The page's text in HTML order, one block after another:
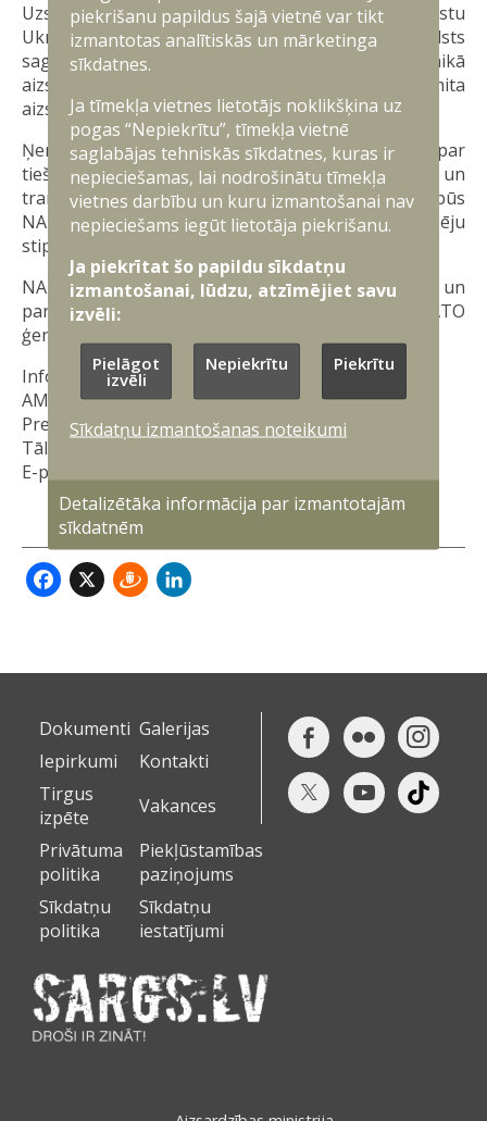
Uzsvars tiks likts arī uz turpmāko militāro atbalstu
Ukrainai, lai nodrošinātu, ka sabiedroto atbalsts
saglabājas ilgtspējīgs. Vienlaikus darba vizītes laikā
aizsardzības ministrs apmeklēs NATO Samita
aizsardzības industrijas forumu.
Ņemot vērā, ka krievija arī turpmāk tiks uzskatīta par
tiešāko un nopietnāko draudu Eiropas un
transatlantiskajai drošībai, samitā īpaša nozīme būs
NATO atturēšanas un aizsardzības spēju
stiprināšanai, īpaši austrumu flangā.
NATO samitā Ankarā piedalīsies alianses un
partnervalstu vadītāji, un to vadīs NATO
ģenerālsekretārs Marks Rute
Informāciju sagatavoja:
AM Militāri publisko attiecību departamenta
Preses nodaļa
Tālrunis: 67335210
E-pasts:
Facebook
X Draugiem
Dokumenti Galerijas
Iepirkumi
Kontakti
Tirgus
izpēte
Vakances
Privātuma
politika
Piekļūstamības
paziņojums
Sīkdatņu
politika
Sīkdatņu
iestatījumi
piekrišanu papildus šajā vietnē var tikt
izmantotas analītiskās un mārketinga
sīkdatnes.
Ja tīmekļa vietnes lietotājs noklikšķina uz
pogas “Nepiekrītu”, tīmekļa vietnē
saglabājas tehniskās sīkdatnes, kuras ir
nepieciešamas, lai nodrošinātu tīmekļa
vietnes darbību un kuru izmantošanai nav
nepieciešams iegūt lietotāja piekrišanu.
Ja piekrītat šo papildu sīkdatņu
izmantošanai, lūdzu, atzīmējiet savu
izvēli:
Pielāgot
izvēli
Nepiekrītu Piekrītu
Sīkdatņu izmantošanas noteikumi
Detalizētāka informācija par izmantotajām
sīkdatnēm